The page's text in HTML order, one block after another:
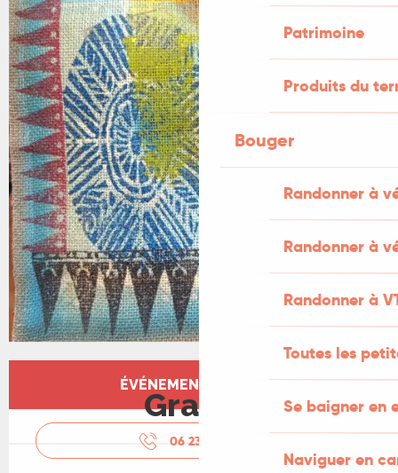
Patrimoine
Produits du
Bouger
Randonner à
Randonner à
Randonner à
Toutes les
Se baigner en
Naviguer en
Ouverture et coordonnées
ÉVÉNEMENT TERMINÉ
Gratuit
06 23 80 27